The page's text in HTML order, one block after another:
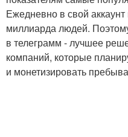
Ежедневно в свой аккаунт
миллиарда людей.
в телеграмм - лучшее
компаний, которые
и монетизировать